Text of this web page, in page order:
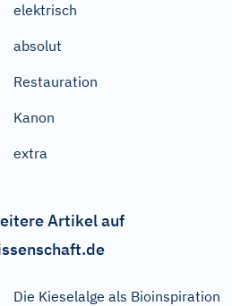
elektrisch
absolut
Restauration
Kanon
extra
Artikel auf
Die Kieselalge als Bioinspiration